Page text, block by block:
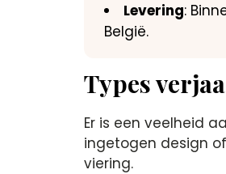
Levering:
België.
Types
Er is een veelheid
ingetogen design
viering.